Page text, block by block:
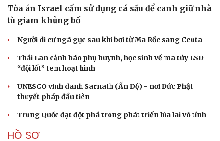
Tòa án Israel cấm sử dụng cá sấu để canh giữ nhà
tù giam khủng bố
Người di cư ngã gục sau khi bơi từ Ma Rốc sang Ceuta
Thái Lan cảnh báo phụ huynh, học sinh về ma túy LSD
“đội lốt” tem hoạt hình
UNESCO vinh danh Sarnath (Ấn Độ) - nơi Đức Phật
thuyết pháp đầu tiên
Trung Quốc đạt đột phá trong phát triển lúa lai vô tính
HỒ SƠ